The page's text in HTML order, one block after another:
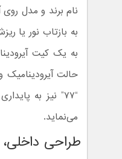
نام برند و مدل
به بازتاب نور یا
به یک کیت
حالت
“۷۷” نیز به
می‌نماید.
طراحی داخلی،